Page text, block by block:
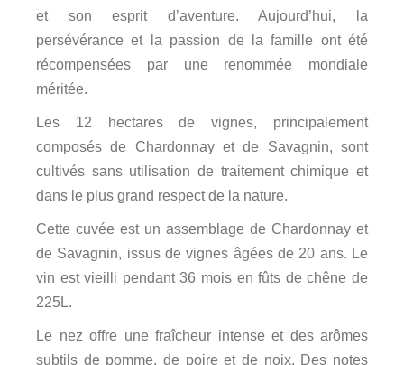
et son esprit d’aventure. Aujourd’hui, la
persévérance et la passion de la famille ont été
récompensées par une renommée mondiale
méritée.
Les 12 hectares de vignes, principalement
composés de Chardonnay et de Savagnin, sont
cultivés sans utilisation de traitement chimique et
dans le plus grand respect de la nature.
Cette cuvée est un assemblage de Chardonnay et
de Savagnin, issus de vignes âgées de 20 ans. Le
vin est vieilli pendant 36 mois en fûts de chêne de
225L.
Le nez offre une fraîcheur intense et des arômes
subtils de pomme, de poire et de noix. Des notes